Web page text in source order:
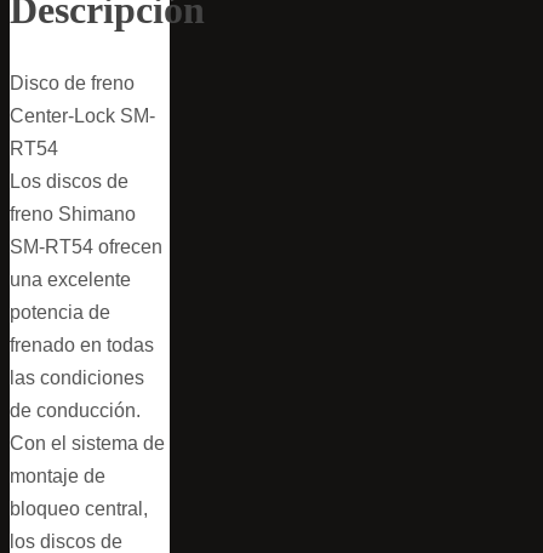
Descripción
Disco de freno
Center-Lock SM-
RT54
Los discos de
freno Shimano
SM-RT54 ofrecen
una excelente
potencia de
frenado en todas
las condiciones
de conducción.
Con el sistema de
montaje de
bloqueo central,
los discos de